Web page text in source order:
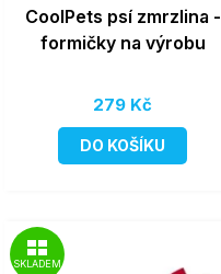
CoolPets psí zmrzlina -
formičky na výrobu
279 Kč
DO KOŠÍKU
SKLADEM